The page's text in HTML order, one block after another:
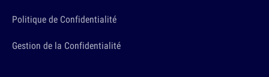
Politique de Confidentialité
Gestion de la Confidentialité